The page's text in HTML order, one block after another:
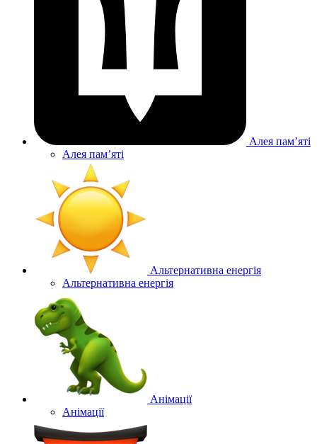
Алея памʼяті
Алея памʼяті
Альтернативна енергія
Альтернативна енергія
Анімації
Анімації